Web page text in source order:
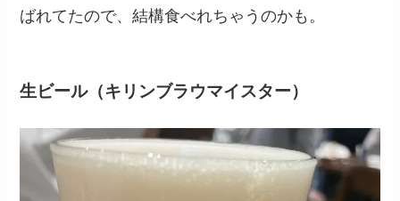
ばれてたので、結構食べれちゃうのかも。
生ビール（キリンブラウマイスター）